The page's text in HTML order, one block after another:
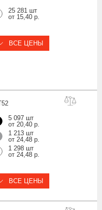
25 281 шт
от 15,40 р.
ВСЕ ЦЕНЫ
52
5 097 шт
от 20,40 р.
1 213 шт
от 24,48 р.
1 298 шт
от 24,48 р.
ВСЕ ЦЕНЫ